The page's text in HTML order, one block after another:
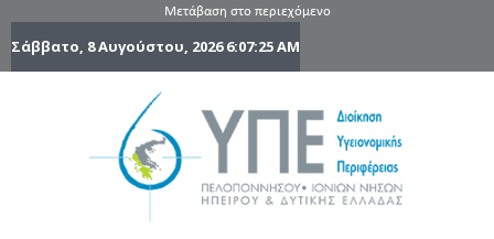
Μετάβαση στο περιεχόμενο
Σάββατο, 8 Αυγούστου, 20266:07:25 AM